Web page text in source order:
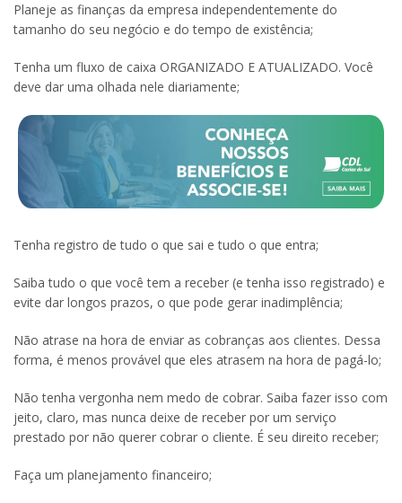
Planeje as finanças da empresa independentemente do
tamanho do seu negócio e do tempo de existência;
Tenha um fluxo de caixa ORGANIZADO E ATUALIZADO. Você
deve dar uma olhada nele diariamente;
Tenha registro de tudo o que sai e tudo o que entra;
Saiba tudo o que você tem a receber (e tenha isso registrado) e
evite dar longos prazos, o que pode gerar inadimplência;
Não atrase na hora de enviar as cobranças aos clientes. Dessa
forma, é menos provável que eles atrasem na hora de pagá-lo;
Não tenha vergonha nem medo de cobrar. Saiba fazer isso com
jeito, claro, mas nunca deixe de receber por um serviço
prestado por não querer cobrar o cliente. É seu direito receber;
Faça um planejamento financeiro;